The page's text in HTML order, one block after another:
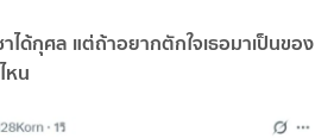
ได้กุศล แต่ถ้าอยากตักใจเธอมาเป็นของ
หน